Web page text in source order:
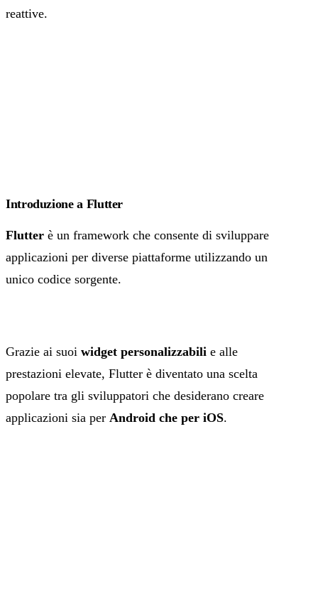
reattive.
Introduzione a Flutter
Flutter è un framework che consente di sviluppare
applicazioni per diverse piattaforme utilizzando un
unico codice sorgente.
Grazie ai suoi widget personalizzabili e alle
prestazioni elevate, Flutter è diventato una scelta
popolare tra gli sviluppatori che desiderano creare
applicazioni sia per Android che per iOS.